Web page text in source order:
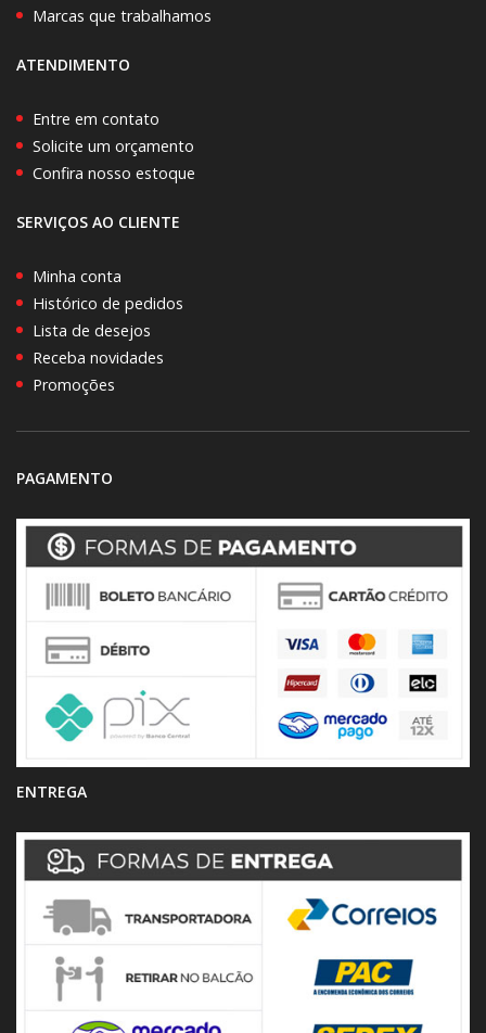
Marcas que trabalhamos
ATENDIMENTO
Entre em contato
Solicite um orçamento
Confira nosso estoque
SERVIÇOS AO CLIENTE
Minha conta
Histórico de pedidos
Lista de desejos
Receba novidades
Promoções
PAGAMENTO
ENTREGA